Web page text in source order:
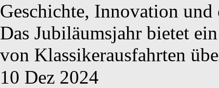
Geschichte, Innovation
Das Jubiläumsjahr bietet
von Klassikerausfahrten
10 Dez 2024